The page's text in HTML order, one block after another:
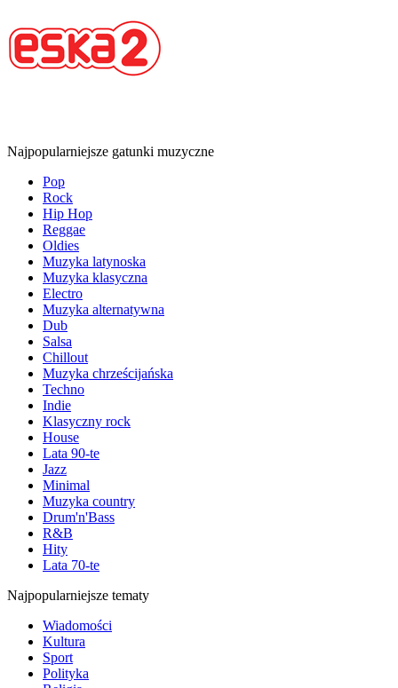
Najpopularniejsze gatunki muzyczne
Pop
Rock
Hip Hop
Reggae
Oldies
Muzyka latynoska
Muzyka klasyczna
Electro
Muzyka alternatywna
Dub
Salsa
Chillout
Muzyka chrześcijańska
Techno
Indie
Klasyczny rock
House
Lata 90-te
Jazz
Minimal
Muzyka country
Drum'n'Bass
R&B
Hity
Lata 70-te
Najpopularniejsze tematy
Wiadomości
Kultura
Sport
Polityka